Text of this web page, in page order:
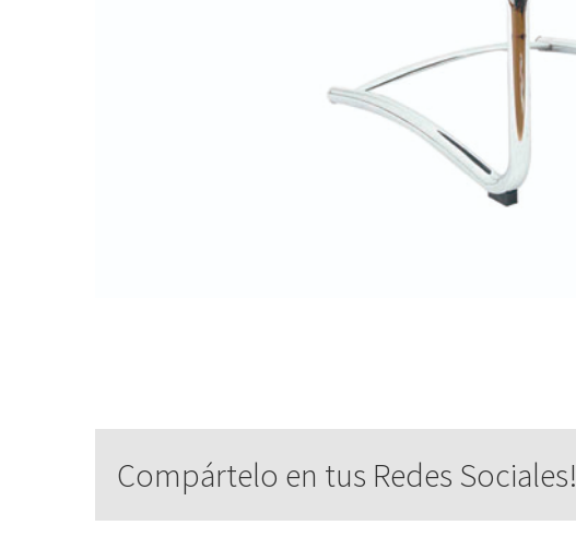
Compártelo en tus Redes Sociales!